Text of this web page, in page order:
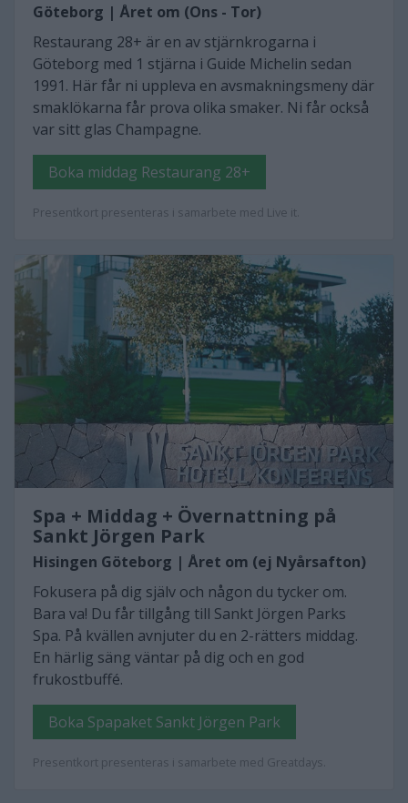
Göteborg | Året om (Ons - Tor)
Restaurang 28+ är en av stjärnkrogarna i
Göteborg med 1 stjärna i Guide Michelin sedan
1991. Här får ni uppleva en avsmakningsmeny där
smaklökarna får prova olika smaker. Ni får också
var sitt glas Champagne.
Boka middag Restaurang 28+
Presentkort presenteras i samarbete med Live it.
Spa + Middag + Övernattning på
Sankt Jörgen Park
Hisingen Göteborg | Året om (ej Nyårsafton)
Fokusera på dig själv och någon du tycker om.
Bara va! Du får tillgång till Sankt Jörgen Parks
Spa. På kvällen avnjuter du en 2-rätters middag.
En härlig säng väntar på dig och en god
frukostbuffé.
Boka Spapaket Sankt Jörgen Park
Presentkort presenteras i samarbete med Greatdays.